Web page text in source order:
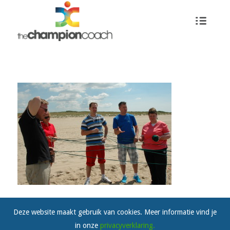
Deze website maakt gebruik van cookies. Meer informatie vind je
in onze privacyverklaring.